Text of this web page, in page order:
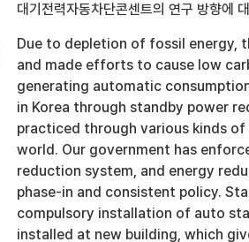
대기전력자동차단콘센트의 연구 방향에
Due to depletion of fossil energy,
and made efforts to cause low
generating automatic
in Korea through standby power
practiced through various kinds
world. Our government has
reduction system, and energy
phase-in and consistent policy.
compulsory installation of auto
installed at new building, which